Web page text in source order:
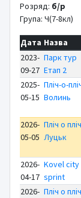
Розряд: б/р
Група: Ч(7-8кл)
Дата Назва
2023-
09-27
Парк тур
Етап 2
2025-
05-15
Пліч-о-
Волинь
2026-
05-05
Пліч о
Луцьк
2026-
04-17
Kovel city
sprint
2026- Пліч о пліч